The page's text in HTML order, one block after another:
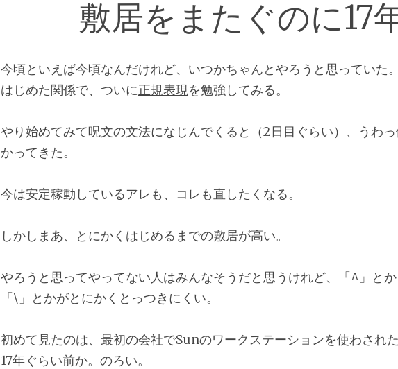
敷居をまたぐのに17
今頃といえば今頃なんだけれど、いつかちゃんとやろうと思っていた。
はじめた関係で、ついに正規表現を勉強してみる。
やり始めてみて呪文の文法になじんでくると（2日目ぐらい）、うわ
かってきた。
今は安定稼動しているアレも、コレも直したくなる。
しかしまあ、とにかくはじめるまでの敷居が高い。
やろうと思ってやってない人はみんなそうだと思うけれど、「^」と
「\」とかがとにかくとっつきにくい。
初めて見たのは、最初の会社でSunのワークステーションを使わされた
17年ぐらい前か。のろい。